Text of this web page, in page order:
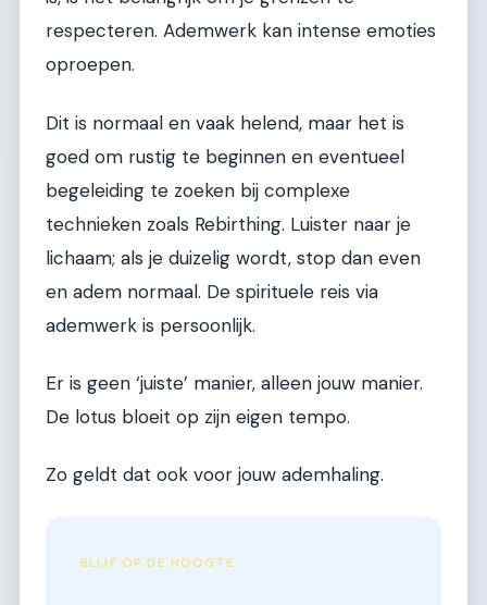
respecteren. Ademwerk kan intense emoties
oproepen.
Dit is normaal en vaak helend, maar het is
goed om rustig te beginnen en eventueel
begeleiding te zoeken bij complexe
technieken zoals Rebirthing. Luister naar je
lichaam; als je duizelig wordt, stop dan even
en adem normaal. De spirituele reis via
ademwerk is persoonlijk.
Er is geen ‘juiste’ manier, alleen jouw manier.
De lotus bloeit op zijn eigen tempo.
Zo geldt dat ook voor jouw ademhaling.
BLIJF OP DE HOOGTE